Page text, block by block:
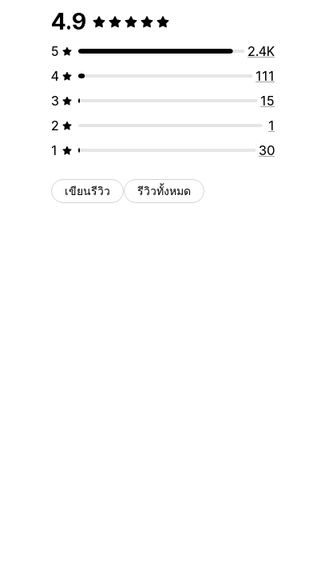
4.9
5
2.4K
4
111
3
15
2
1
1
30
เขียนรีวิว รีวิวทั้งหมด